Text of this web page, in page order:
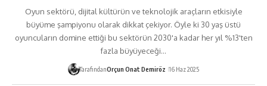
Oyun sektörü, dijital kültürün ve teknolojik araçların etkisiyle
büyüme şampiyonu olarak dikkat çekiyor. Öyle ki 30 yaş üstü
oyuncuların domine ettiği bu sektörün 2030'a kadar her yıl %13'ten
fazla büyüyeceği…
TarafındanOrçun Onat Demiröz 16 Haz 2025